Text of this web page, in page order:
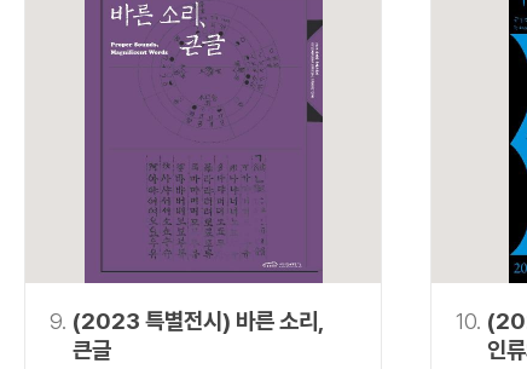
9. (2023 특별전시) 바른 소리,
큰글
10.
인